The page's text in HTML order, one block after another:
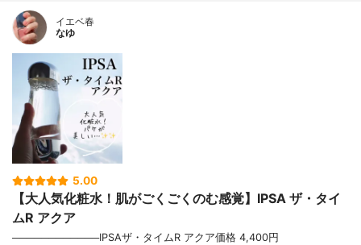
イエベ春
なゆ
5.00
【大人気化粧水！肌がごくごくのむ感覚】IPSA ザ・タイ
ムR アクア
────────────IPSAザ・タイムR アクア価格 4,400円